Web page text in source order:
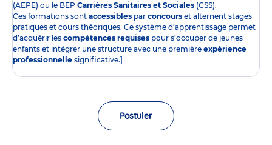
(AEPE) ou le BEP Carrières Sanitaires et Sociales (CSS).
Ces formations sont accessibles par concours et alternent stages
pratiques et cours théoriques. Ce système d’apprentissage permet
d’acquérir les compétences requises pour s’occuper de jeunes
enfants et intégrer une structure avec une première expérience
professionnelle significative.]
Postuler